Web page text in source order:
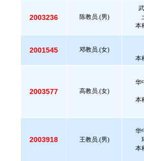
2003236 陈教员.(男)
本
2001545 邓教员.(女)
本
2003577 高教员.(女)
华
本
2003918 王教员.(男)
华
本